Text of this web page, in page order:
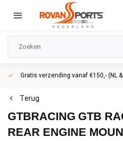
Gratis verzending vanaf €150,- (NL &
Terug
GTBRACING GTB
REAR ENGINE